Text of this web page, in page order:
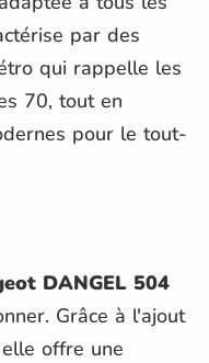
par des
qui rappelle les
70, tout en
pour le tout-
DANGEL 504
Grâce à l'ajout
offre une